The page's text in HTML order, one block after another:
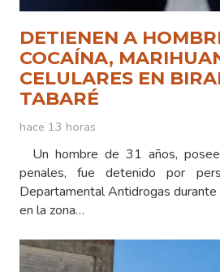
DETIENEN A
COCAÍNA,
CELULARES EN
TABARÉ
hace 13 horas
Un hombre de 31 años,
penales, fue detenido por
Departamental Antidrogas
en la zona…